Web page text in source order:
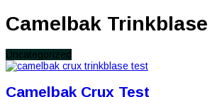
Camelbak Trinkblase
Uncategorized
Camelbak Crux Test